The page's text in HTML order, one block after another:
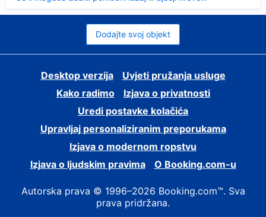
Dodajte svoj objekt
Desktop verzija
Uvjeti pružanja usluge
Kako radimo
Izjava o privatnosti
Uredi postavke kolačića
Upravljaj personaliziranim preporukama
Izjava o modernom ropstvu
Izjava o ljudskim pravima
O Booking.com-u
Autorska prava © 1996–2026 Booking.com™. Sva
prava pridržana.